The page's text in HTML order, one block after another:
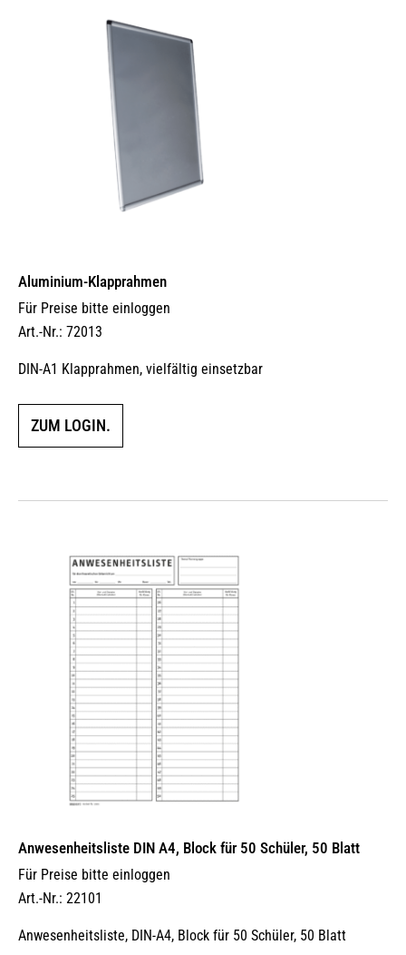
Aluminium-Klapprahmen
Für Preise bitte einloggen
Art.-Nr.: 72013
DIN-A1 Klapprahmen, vielfältig einsetzbar
ZUM LOGIN.
Anwesenheitsliste DIN A4, Block für 50 Schüler, 50 Blatt
Für Preise bitte einloggen
Art.-Nr.: 22101
Anwesenheitsliste, DIN-A4, Block für 50 Schüler, 50 Blatt